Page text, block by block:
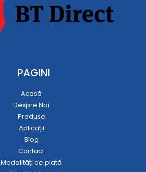
PAGINI
Acasă
Despre Noi
Produse
Aplicații
Blog
Contact
Modalități de plată